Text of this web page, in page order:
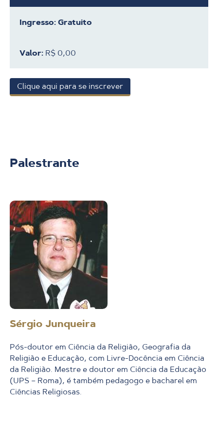
Gratuito
R$ 0,00
Clique aqui para se inscrever
Palestrante
Sérgio Junqueira
Pós-doutor em Ciência da Religião, Geografia da
Religião e Educação, com Livre-Docência em Ciência
da Religião. Mestre e doutor em Ciência da Educação
(UPS – Roma), é também pedagogo e bacharel em
Ciências Religiosas.